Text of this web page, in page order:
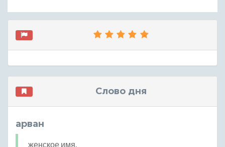
Слово дня
арван
женское имя.